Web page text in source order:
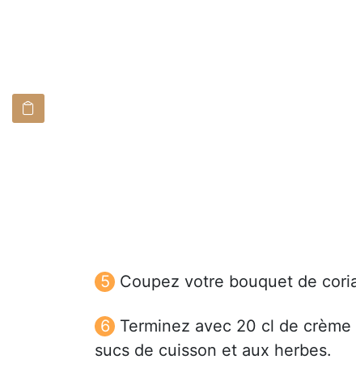
Coupez votre bouquet de
Terminez avec 20 cl de
sucs de cuisson et aux herbes.